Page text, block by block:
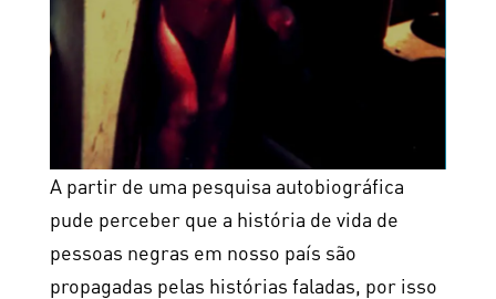
A partir de uma pesquisa autobiográfica
pude perceber que a história de vida de
pessoas negras em nosso país são
propagadas pelas histórias faladas, por isso